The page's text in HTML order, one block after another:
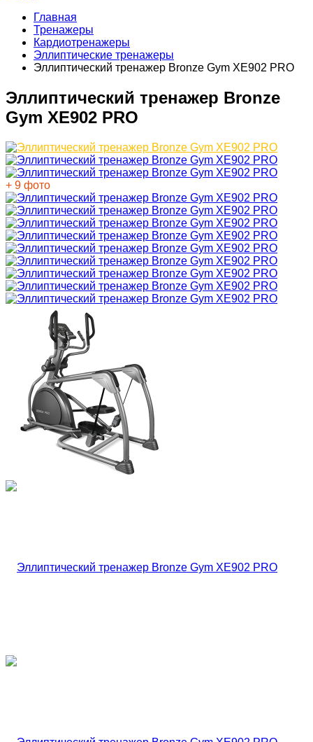
Главная
Тренажеры
Кардиотренажеры
Эллиптические тренажеры
Эллиптический тренажер Bronze Gym XE902 PRO
Эллиптический тренажер Bronze
Gym XE902 PRO
+ 9 фото